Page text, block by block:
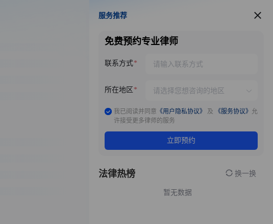
服务推荐
服务推荐
免费预约专业律师
联系方式
所在地区
我已阅读并同意 《用户隐私协议》 及 《服务协议》 允
许接受更多律师的服务
立即预约
法律热榜 换一换
暂无数据